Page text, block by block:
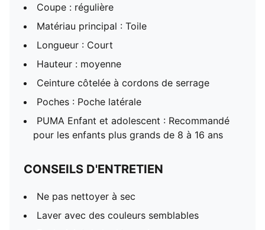
Coupe : régulière
Matériau principal : Toile
Longueur : Court
Hauteur : moyenne
Ceinture côtelée à cordons de serrage
Poches : Poche latérale
PUMA Enfant et adolescent : Recommandé
pour les enfants plus grands de 8 à 16 ans
CONSEILS D'ENTRETIEN
Ne pas nettoyer à sec
Laver avec des couleurs semblables